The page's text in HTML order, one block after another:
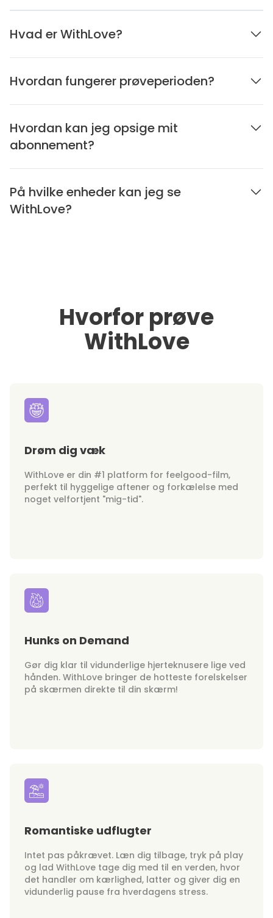
Hvad er WithLove?
Hvordan fungerer prøveperioden?
Hvordan kan jeg opsige mit
abonnement?
På hvilke enheder kan jeg se
WithLove?
Hvorfor prøve
WithLove
Drøm dig væk
WithLove er din #1 platform for feelgood-film,
perfekt til hyggelige aftener og forkælelse med
noget velfortjent "mig-tid".
Hunks on Demand
Gør dig klar til vidunderlige hjerteknusere lige ved
hånden. WithLove bringer de hotteste forelskelser
på skærmen direkte til din skærm!
Romantiske udflugter
Intet pas påkrævet. Læn dig tilbage, tryk på play
og lad WithLove tage dig med til en verden, hvor
det handler om kærlighed, latter og giver dig en
vidunderlig pause fra hverdagens stress.